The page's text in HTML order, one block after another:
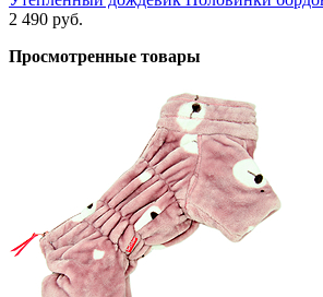
2 490 руб.
Просмотренные товары